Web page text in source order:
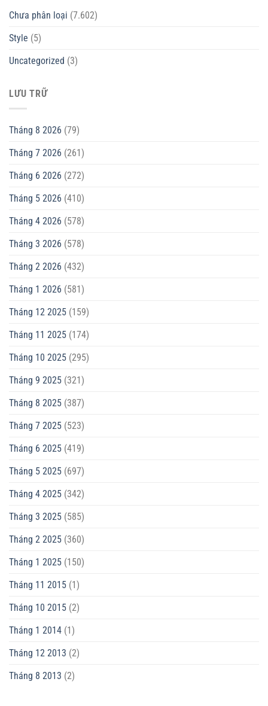
Chưa phân loại (7.602)
Style (5)
Uncategorized (3)
LƯU TRỮ
Tháng 8 2026 (79)
Tháng 7 2026 (261)
Tháng 6 2026 (272)
Tháng 5 2026 (410)
Tháng 4 2026 (578)
Tháng 3 2026 (578)
Tháng 2 2026 (432)
Tháng 1 2026 (581)
Tháng 12 2025 (159)
Tháng 11 2025 (174)
Tháng 10 2025 (295)
Tháng 9 2025 (321)
Tháng 8 2025 (387)
Tháng 7 2025 (523)
Tháng 6 2025 (419)
Tháng 5 2025 (697)
Tháng 4 2025 (342)
Tháng 3 2025 (585)
Tháng 2 2025 (360)
Tháng 1 2025 (150)
Tháng 11 2015 (1)
Tháng 10 2015 (2)
Tháng 1 2014 (1)
Tháng 12 2013 (2)
Tháng 8 2013 (2)